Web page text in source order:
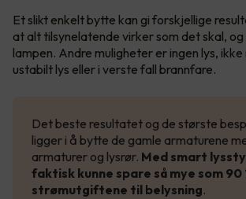
Et slikt enkelt bytte kan gi forskjellige
at alt tilsynelatende virker som det skal, og
lampen. Andre muligheter er ingen lys,
ustabilt lys eller i verste fall brannfare.
Det beste resultatet og de største
ligger i å bytte de gamle armaturene
armaturer og lysrør. Med smart
faktisk kunne spare så mye som 90
strømutgiftene til belysning.